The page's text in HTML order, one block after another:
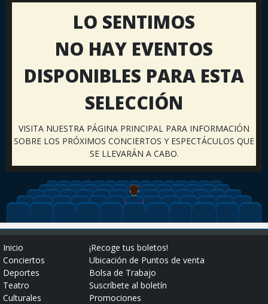
LO SENTIMOS
NO HAY EVENTOS
DISPONIBLES PARA ESTA
SELECCIÓN
VISITA NUESTRA PÁGINA PRINCIPAL PARA INFORMACIÓN
SOBRE LOS PRÓXIMOS CONCIERTOS Y ESPECTÁCULOS QUE
SE LLEVARÁN A CABO.
Inicio
Conciertos
Deportes
Teatro
Culturales
¡Recoge tus boletos!
Ubicación de Puntos de venta
Bolsa de Trabajo
Suscríbete al boletín
Promociones